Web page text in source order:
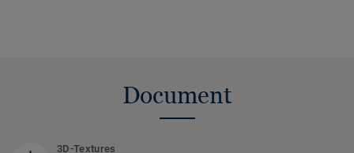
Document
3D-Textures